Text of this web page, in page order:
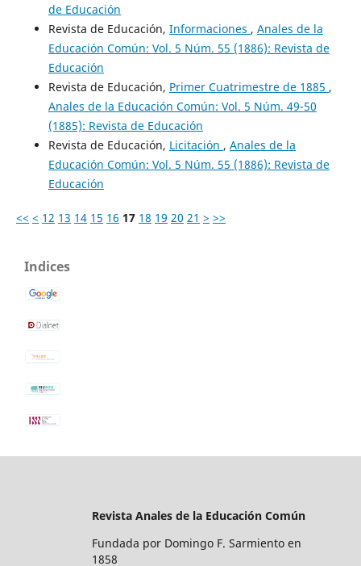
de Educación
Revista de Educación, Informaciones , Anales de la
Educación Común: Vol. 5 Núm. 55 (1886): Revista de
Educación
Revista de Educación, Primer Cuatrimestre de 1885 ,
Anales de la Educación Común: Vol. 5 Núm. 49-50
(1885): Revista de Educación
Revista de Educación, Licitación , Anales de la
Educación Común: Vol. 5 Núm. 55 (1886): Revista de
Educación
<< < 12 13 14 15 16 17 18 19 20 21 > >>
Indices
Revista Anales de la Educación Común
Fundada por Domingo F. Sarmiento en
1858